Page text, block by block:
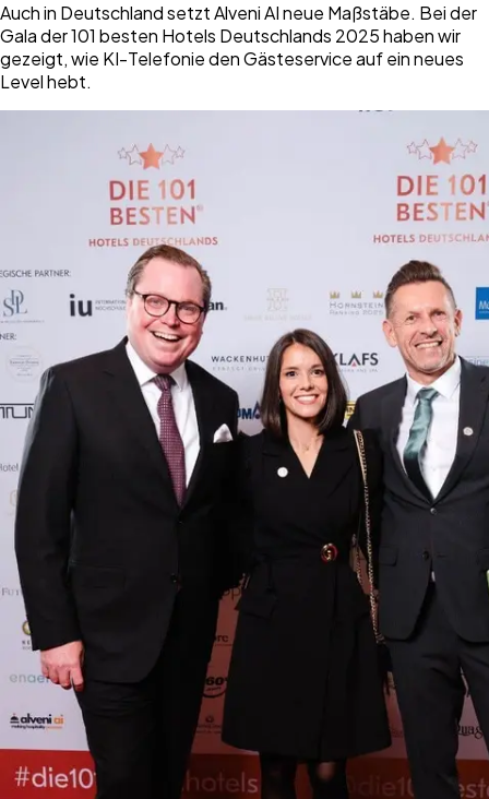
Auch in Deutschland setzt Alveni AI neue Maßstäbe. Bei der
Gala der 101 besten Hotels Deutschlands 2025 haben wir
gezeigt, wie KI-Telefonie den Gästeservice auf ein neues
Level hebt.